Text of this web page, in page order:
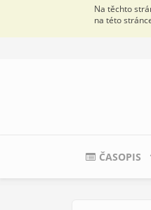
Na těchto
na této
ČASOPIS